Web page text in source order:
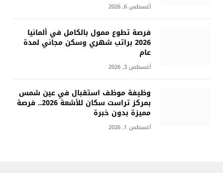
أغسطس 6, 2026
فرصة تطوع ممول بالكامل في ألمانيا
2026 براتب شهري وسكن مجاني لمدة
عام
أغسطس 3, 2026
وظيفة موظف استقبال في عين شمس
بمركز تراست سكان للأشعة 2026.. فرصة
مميزة بدون خبرة
أغسطس 1, 2026